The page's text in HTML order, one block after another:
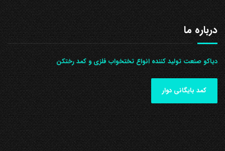
درباره ما
دیاکو صنعت تولید کننده انواع تختخواب فلزی و کمد رختکن
کمد بایگانی دوار